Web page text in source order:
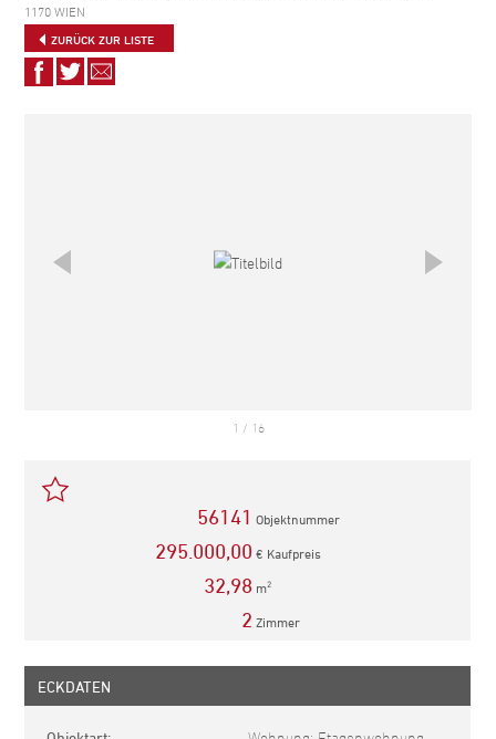
1170 WIEN
ZURÜCK ZUR LISTE
Auf
Facebook
Auf
Twitter
Via
E-
1 / 16
56141 Objektnummer
295.000,00 € Kaufpreis
32,98 m2
2 Zimmer
ECKDATEN